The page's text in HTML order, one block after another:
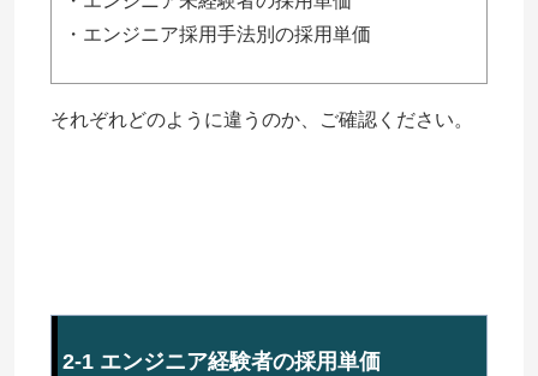
・エンジニア採用手法別の採用単価
それぞれどのように違うのか、ご確認ください。
2-1 エンジニア経験者の採用単価